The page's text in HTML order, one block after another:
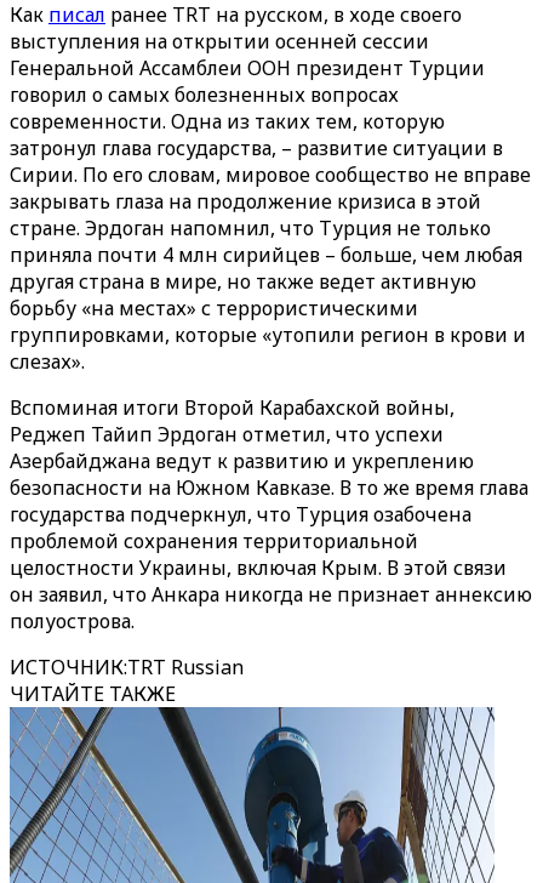
Как писал ранее TRT на русском, в ходе своего
выступления на открытии осенней сессии
Генеральной Ассамблеи ООН президент Турции
говорил о самых болезненных вопросах
современности. Одна из таких тем, которую
затронул глава государства, – развитие ситуации в
Сирии. По его словам, мировое сообщество не вправе
закрывать глаза на продолжение кризиса в этой
стране. Эрдоган напомнил, что Турция не только
приняла почти 4 млн сирийцев – больше, чем любая
другая страна в мире, но также ведет активную
борьбу «на местах» с террористическими
группировками, которые «утопили регион в крови и
слезах».
Вспоминая итоги Второй Карабахской войны,
Реджеп Тайип Эрдоган отметил, что успехи
Азербайджана ведут к развитию и укреплению
безопасности на Южном Кавказе. В то же время глава
государства подчеркнул, что Турция озабочена
проблемой сохранения территориальной
целостности Украины, включая Крым. В этой связи
он заявил, что Анкара никогда не признает аннексию
полуострова.
ИСТОЧНИК:TRT Russian
ЧИТАЙТЕ ТАКЖЕ